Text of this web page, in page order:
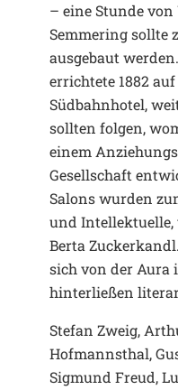
– eine Stunde
Semmering sollte
ausgebaut
errichtete 1882 auf
Südbahnhotel,
sollten folgen,
einem
Gesellschaft
Salons wurden
und Intellektuelle,
Berta
sich von der Aura
hinterließen
Stefan Zweig,
Hofmannsthal,
Sigmund Freud,